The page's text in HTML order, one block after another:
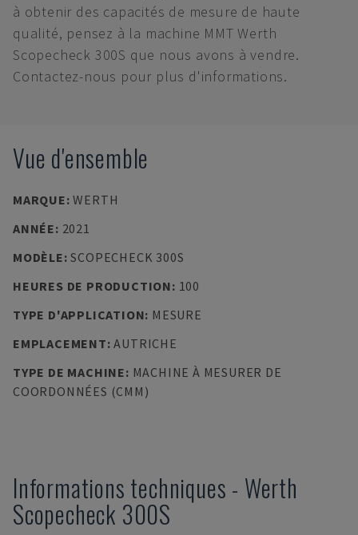
à obtenir des capacités de mesure de haute
qualité, pensez à la machine MMT Werth
Scopecheck 300S que nous avons à vendre.
Contactez-nous pour plus d'informations.
Vue d'ensemble
MARQUE:WERTH
ANNÉE: 2021
MODÈLE:SCOPECHECK 300S
HEURES DE PRODUCTION: 100
TYPE D'APPLICATION: MESURE
EMPLACEMENT:AUTRICHE
TYPE DE MACHINE: MACHINE À MESURER DE
COORDONNÉES (CMM)
Informations techniques - Werth
Scopecheck 300S